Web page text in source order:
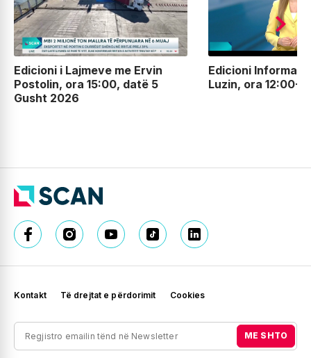
Edicioni i Lajmeve me Ervin
Postolin, ora 15:00, datë 5
Gusht 2026
Edicioni
Luzin, ora 12:00-
Kontakt Të drejtat e përdorimit Cookies
ME SHTO